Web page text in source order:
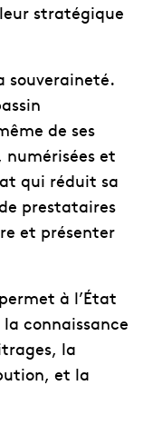
stratégique
souveraineté.
de ses
et
qui réduit sa
prestataires
et présenter
à l’État
connaissance
la
et la